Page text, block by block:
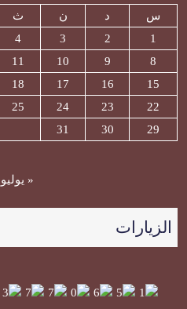
س د ن ث
1
2
3
4
8
9
10
11
15
16
17
18
22
23
24
25
29
30
31
« يوليو
الزيارات